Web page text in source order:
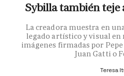
Sybilla también teje
La creadora muestra en
legado artístico y visual en
imágenes firmadas por
Juan Gatti o
Teresa